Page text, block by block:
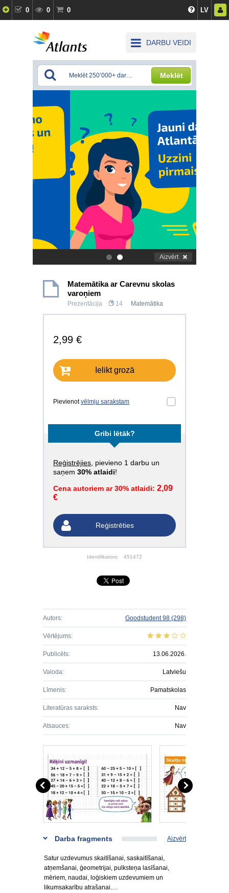
0 0 0 LV
DARBU VEIDI
Meklēt
. Aizvērt
Matemātika ar Carevnu skolas
varoņiem
Prezentācija 14 Matemātika
2,99 €
Ielikt grozā
Pievienotvēlmju sarakstam
Gribi lētāk?
Reģistrējies , pievieno 1 darbu un
saņem 30% atlaidi!
Cena autoriem ar 30% atlaidi: 2,09
€
Reģistrēties
Identifikators: 451472
Autors: Goodstudent 98 (298)
Vērtējums:
Publicēts: 13.06.2026.
Valoda: Latviešu
Līmenis: Pamatskolas
Literatūras saraksts: Nav
Atsauces: Nav
Darba fragments Aizvērt
Satur uzdevumus skaitīšanai, saskaitīšanai,
atņemšanai, ģeometrijai, pulksteņa lasīšanai,
mēriem, naudai, loģiskiem uzdevumiem un
likumsakarību atrašanai.…